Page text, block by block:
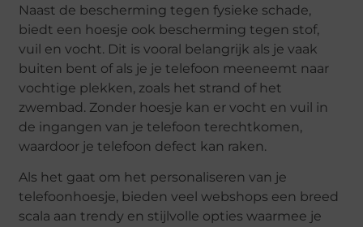
Naast de bescherming tegen fysieke schade,
biedt een hoesje ook bescherming tegen stof,
vuil en vocht. Dit is vooral belangrijk als je vaak
buiten bent of als je je telefoon meeneemt naar
vochtige plekken, zoals het strand of het
zwembad. Zonder hoesje kan er vocht en vuil in
de ingangen van je telefoon terechtkomen,
waardoor je telefoon defect kan raken.
Als het gaat om het personaliseren van je
telefoonhoesje, bieden veel webshops een breed
scala aan trendy en stijlvolle opties waarmee je